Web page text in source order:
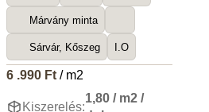
Márvány minta
Sárvár, Kőszeg I.O
6 .990 Ft/ m2
Kiszerelés:
1,80 / m2 /